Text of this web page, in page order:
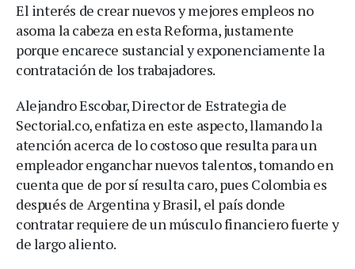
El interés de crear nuevos y mejores empleos no
asoma la cabeza en esta Reforma, justamente
porque encarece sustancial y exponenciamente la
contratación de los trabajadores.
Alejandro Escobar, Director de Estrategia de
Sectorial.co, enfatiza en este aspecto, llamando la
atención acerca de lo costoso que resulta para un
empleador enganchar nuevos talentos, tomando en
cuenta que de por sí resulta caro, pues Colombia es
después de Argentina y Brasil, el país donde
contratar requiere de un músculo financiero fuerte y
de largo aliento.